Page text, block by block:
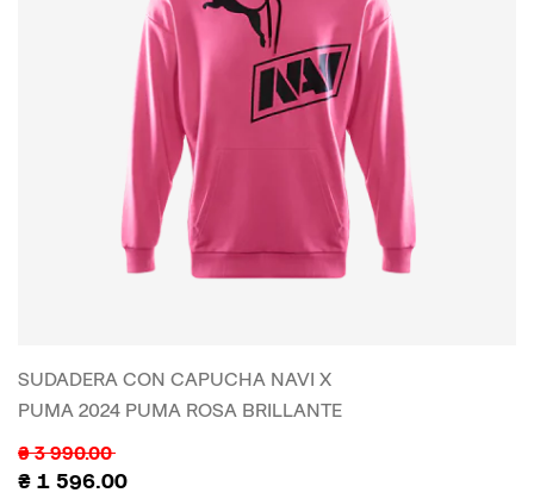
SUDADERA CON CAPUCHA NAVI X
PUMA 2024 PUMA ROSA BRILLANTE
₴ 3 990.00
₴ 1 596.00